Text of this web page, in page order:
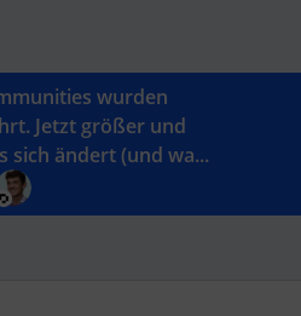
wurden
Jetzt größer und
sich ändert (und wa...